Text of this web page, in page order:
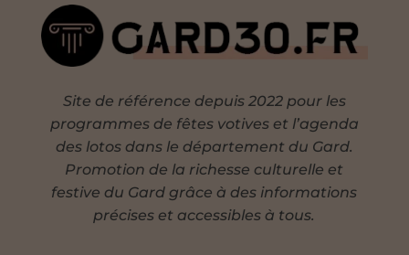
Site de référence depuis 2022 pour les
programmes de fêtes votives et l’agenda
des lotos dans le département du Gard.
Promotion de la richesse culturelle et
festive du Gard grâce à des informations
précises et accessibles à tous.